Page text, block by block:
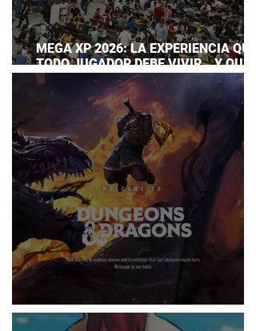
MEGA XP 2026: LA EXPERIENCIA QUE
TODO JUGADOR DEBE VIVIR… Y QUE
AHORA PUEDES DISFRUTAR A TU
DUNGEONS & DRAGONS ¿TE